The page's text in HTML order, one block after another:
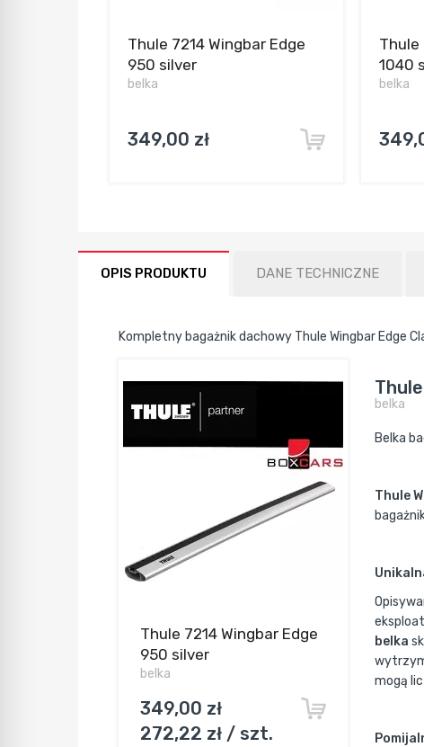
Thule 7214 Wingbar Edge
950 silver
belka
349,00 zł
Thule
1040
belka
OPIS PRODUKTU DANE TECHNICZNE
Kompletny bagażnik dachowy Thule Wingbar Edge
Thule 7214 Wingbar Edge
950 silver
belka
349,00 zł
272,22 zł / szt.
belka
Belka
Thule
belka
mogą